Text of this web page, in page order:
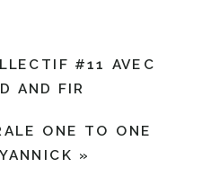
#11 AVEC
AND FIR
ONE TO ONE
»